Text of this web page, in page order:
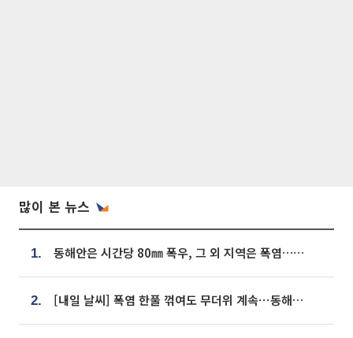
많이 본 뉴스
1. 동해안은 시간당 80㎜ 폭우, 그 외 지역은 폭염…‘극과 극 날씨’
2. [내일 날씨] 폭염 한풀 꺾여도 무더위 계속⋯동해안 이틀 연속 비